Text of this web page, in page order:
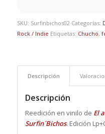
SKU: Surfinbichos02 Categorías:
Rock / Indie Etiquetas: Chucho,
Descripción
Descripción
Reedición en vinilo de El
Surfin´Bichos. Edición